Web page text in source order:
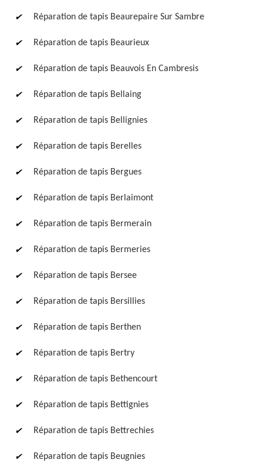
Réparation de tapis Beaurepaire Sur Sambre
Réparation de tapis Beaurieux
Réparation de tapis Beauvois En Cambresis
Réparation de tapis Bellaing
Réparation de tapis Bellignies
Réparation de tapis Berelles
Réparation de tapis Bergues
Réparation de tapis Berlaimont
Réparation de tapis Bermerain
Réparation de tapis Bermeries
Réparation de tapis Bersee
Réparation de tapis Bersillies
Réparation de tapis Berthen
Réparation de tapis Bertry
Réparation de tapis Bethencourt
Réparation de tapis Bettignies
Réparation de tapis Bettrechies
Réparation de tapis Beugnies